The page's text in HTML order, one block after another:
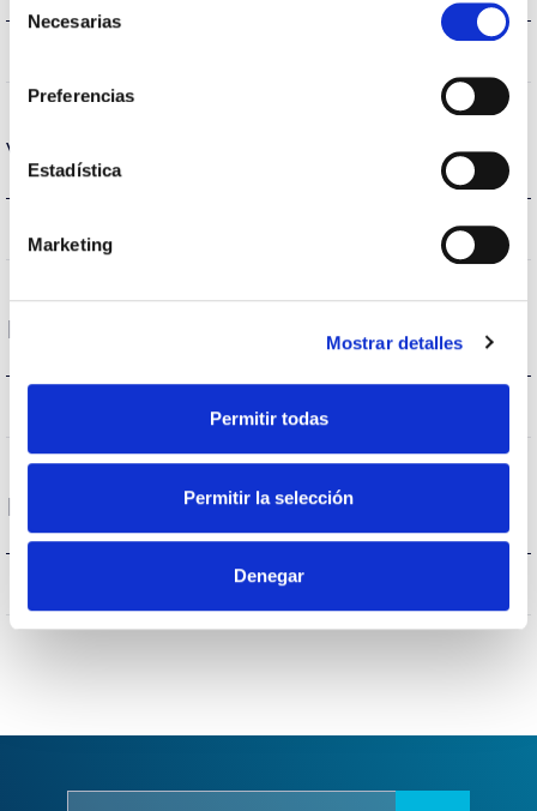
de Necesarias
Preferencias
Estadística
Marketing
Mostrar detalles
Permitir todas
Permitir la selección
Denegar
Vida
Protecciones
Protección sobretensiones
Datos Generales
Aislamiento eléctrico